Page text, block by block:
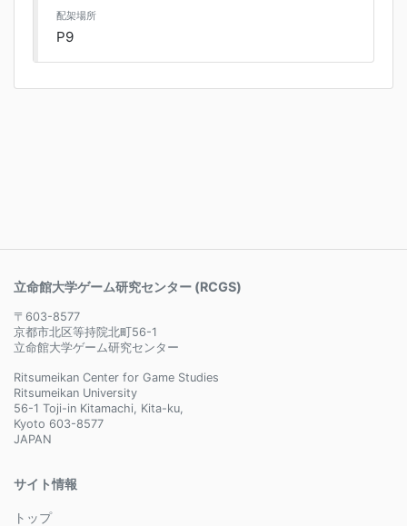
配架場所
P9
立命館大学ゲーム研究センター (RCGS)
〒603-8577
京都市北区等持院北町56-1
立命館大学ゲーム研究センター
Ritsumeikan Center for Game Studies
Ritsumeikan University
56-1 Toji-in Kitamachi, Kita-ku,
Kyoto 603-8577
JAPAN
サイト情報
トップ